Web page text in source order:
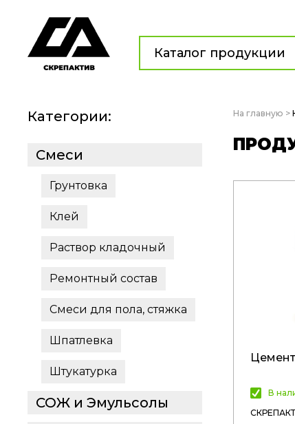
Каталог продукции
Категории:
Смеси
Грунтовка
Клей
Раствор кладочный
Ремонтный состав
Смеси для пола, стяжка
Шпатлевка
Штукатурка
СОЖ и Эмульсолы
На главную >
В